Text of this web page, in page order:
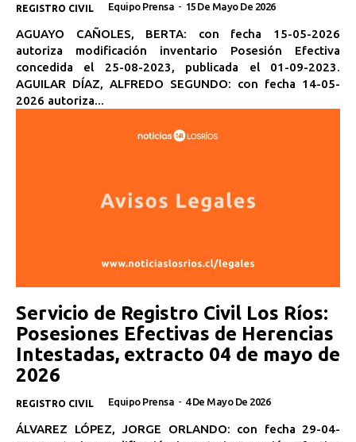
REGISTRO CIVIL Equipo Prensa - 15 De Mayo De 2026
AGUAYO CAÑOLES, BERTA: con fecha 15-05-2026
autoriza modificación inventario Posesión Efectiva
concedida el 25-08-2023, publicada el 01-09-2023.
AGUILAR DÍAZ, ALFREDO SEGUNDO: con fecha 14-05-
2026 autoriza...
Servicio de Registro Civil Los Ríos:
Posesiones Efectivas de Herencias
Intestadas, extracto 04 de mayo de
2026
REGISTRO CIVIL Equipo Prensa - 4 De Mayo De 2026
ÁLVAREZ LÓPEZ, JORGE ORLANDO: con fecha 29-04-